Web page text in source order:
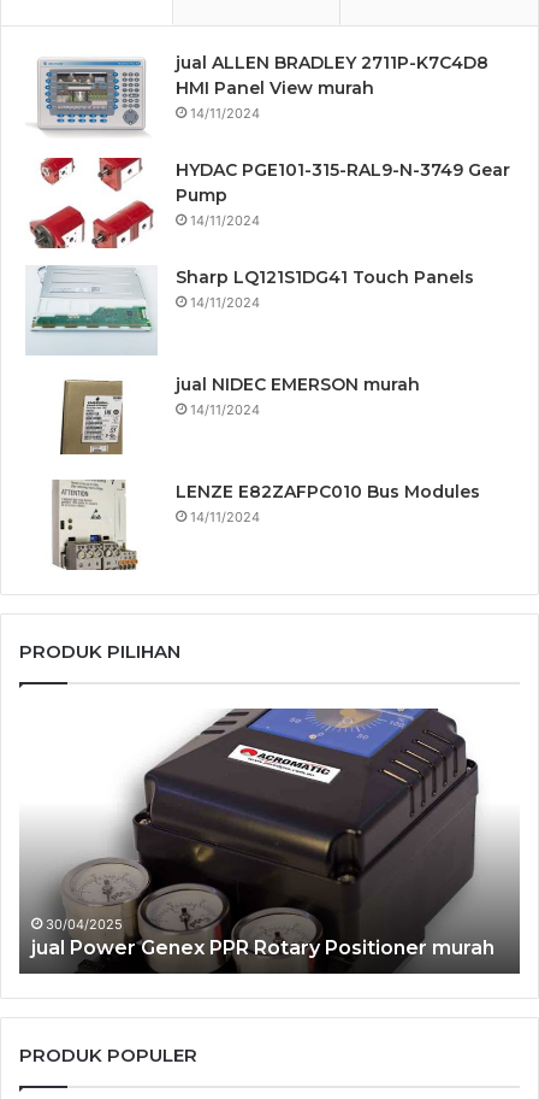
jual ALLEN BRADLEY 2711P-K7C4D8
HMI Panel View murah
14/11/2024
HYDAC PGE101-315-RAL9-N-3749 Gear
Pump
14/11/2024
Sharp LQ121S1DG41 Touch Panels
14/11/2024
jual NIDEC EMERSON murah
14/11/2024
LENZE E82ZAFPC010 Bus Modules
14/11/2024
PRODUK PILIHAN
murah
30/04/2025
jual Power Genex PPR Rotary Positioner murah
PRODUK POPULER